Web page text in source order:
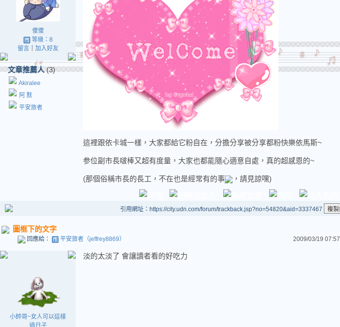
傻傻
等級：8
留言｜ 加入好友
文章推薦人 (3)
Akiralee
阿 默
平安旅者
這裡跟依卡城一樣，大家都給它粉自在，分擔分享被分享都粉快樂依馬斯~
参位副市長啵棒又超有度量，大家也都能隨心適意自處，真的超感恩的~
(那個俗稱市長的長工，不在也是經常有的事 ，請見諒嘿)
引用網址：https://city.udn.com/forum/trackback.jsp?no=54820&aid=3337467
圖框下的文字
回應給： 平安旅者（jeffrey8869） 2009/03/19 07:57
小帥哥~女人可以這樣
過日子
淡的太淡了 會讓讀者看的好吃力